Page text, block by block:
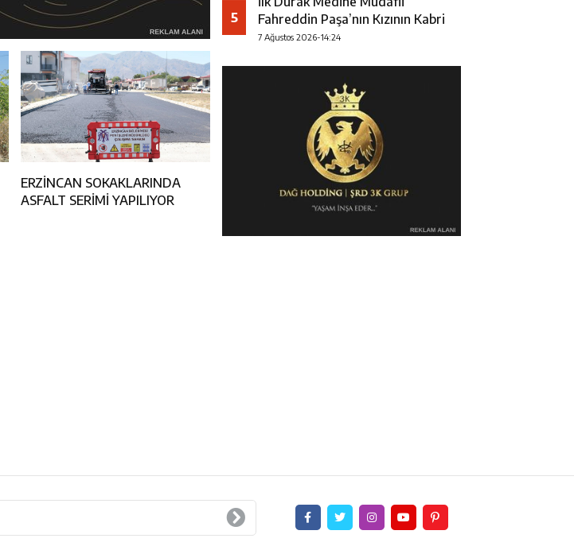
ERZİNCAN SOKAKLARINDA
ASFALT SERİMİ YAPILIYOR
5
Fahreddin Paşa’nın Kızının Kabri
7 Ağustos 2026-14:24